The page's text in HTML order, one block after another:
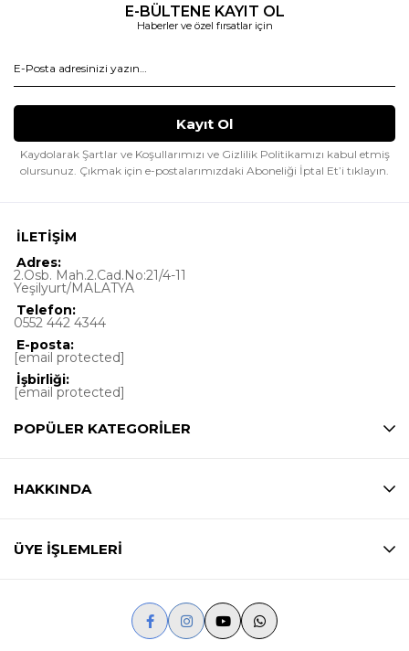
E-BÜLTENE KAYIT OL
Haberler ve özel fırsatlar için
Kaydolarak Şartlar ve Koşullarımızı ve Gizlilik Politikamızı kabul etmiş
olursunuz. Çıkmak için e-postalarımızdaki Aboneliği İptal Et’i tıklayın.
İLETİŞİM
Adres:
2.Osb. Mah.2.Cad.No:21/4-11
Yeşilyurt/MALATYA
Telefon:
0552 442 4344
E-posta:
[email protected]
İşbirliği:
[email protected]
POPÜLER KATEGORİLER
HAKKINDA
ÜYE İŞLEMLERİ